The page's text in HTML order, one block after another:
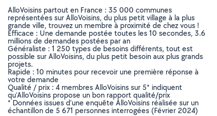
AlloVoisins partout en France : 35 000 communes
représentées sur AlloVoisins, du plus petit village à la plus
grande ville, trouvez un membre à proximité de chez vous !
Efficace : Une demande postée toutes les 10 secondes, 3.6
millions de demandes postées par an
Généraliste : 1 250 types de besoins différents, tout est
possible sur AlloVoisins, du plus petit besoin aux plus grands
projets.
Rapide : 10 minutes pour recevoir une première réponse à
votre demande
Qualité / prix : 4 membres AlloVoisins sur 5* indiquent
qu’AlloVoisins propose un bon rapport qualité/prix
* Données issues d’une enquête AlloVoisins réalisée sur un
échantillon de 5 671 personnes interrogées (Février 2024)